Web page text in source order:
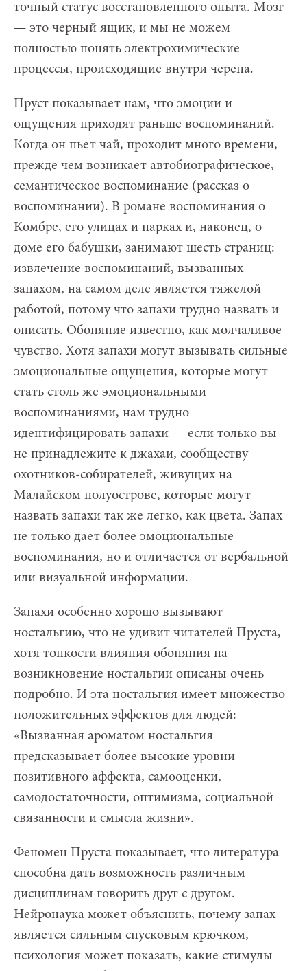
точный статус восстановленного опыта. Мозг
— это черный ящик, и мы не можем
полностью понять электрохимические
процессы, происходящие внутри черепа.
Пруст показывает нам, что эмоции и
ощущения приходят раньше воспоминаний.
Когда он пьет чай, проходит много времени,
прежде чем возникает автобиографическое,
семантическое воспоминание (рассказ о
воспоминании). В романе воспоминания о
Комбре, его улицах и парках и, наконец, о
доме его бабушки, занимают шесть страниц:
извлечение воспоминаний, вызванных
запахом, на самом деле является тяжелой
работой, потому что запахи трудно назвать и
описать. Обоняние известно, как молчаливое
чувство. Хотя запахи могут вызывать сильные
эмоциональные ощущения, которые могут
стать столь же эмоциональными
воспоминаниями, нам трудно
идентифицировать запахи — если только вы
не принадлежите к джахаи, сообществу
охотников-собирателей, живущих на
Малайском полуострове, которые могут
назвать запахи так же легко, как цвета. Запах
не только дает более эмоциональные
воспоминания, но и отличается от вербальной
или визуальной информации.
Запахи особенно хорошо вызывают
ностальгию, что не удивит читателей Пруста,
хотя тонкости влияния обоняния на
возникновение ностальгии описаны очень
подробно. И эта ностальгия имеет множество
положительных эффектов для людей:
«Вызванная ароматом ностальгия
предсказывает более высокие уровни
позитивного аффекта, самооценки,
самодостаточности, оптимизма, социальной
связанности и смысла жизни».
Феномен Пруста показывает, что литература
способна дать возможность различным
дисциплинам говорить друг с другом.
Нейронаука может объяснить, почему запах
является сильным спусковым крючком,
психология может показать, какие стимулы